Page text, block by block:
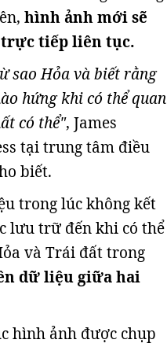
hình ảnh mới sẽ
tiếp liên tục.
sao Hỏa và biết rằng
hứng khi có thể quan
có thể", James
tại trung tâm điều
biết.
trong lúc không kết
lưu trữ đến khi có thể
và Trái đất trong
dữ liệu giữa hai
hình ảnh được chụp